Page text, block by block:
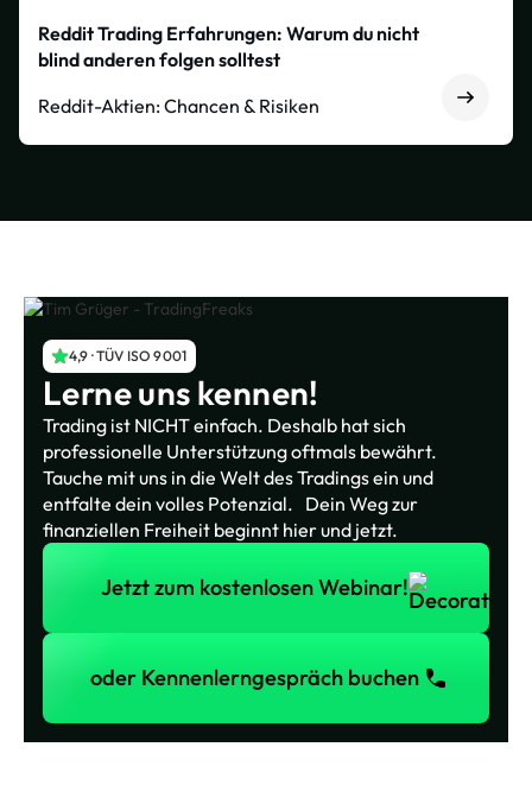
Reddit Trading Erfahrungen: Warum du nicht
blind anderen folgen solltest
Reddit-Aktien: Chancen & Risiken
4,9 · TÜV ISO 9001
Lerne uns kennen!
Trading ist NICHT einfach. Deshalb hat sich
professionelle Unterstützung oftmals bewährt.
Tauche mit uns in die Welt des Tradings ein und
entfalte dein volles Potenzial. Dein Weg zur
finanziellen Freiheit beginnt hier und jetzt.
Jetzt zum kostenlosen Webinar!
Jetzt zum kostenlosen Webinar!
oder Kennenlerngespräch buchen
oder Kennenlerngespräch buchen